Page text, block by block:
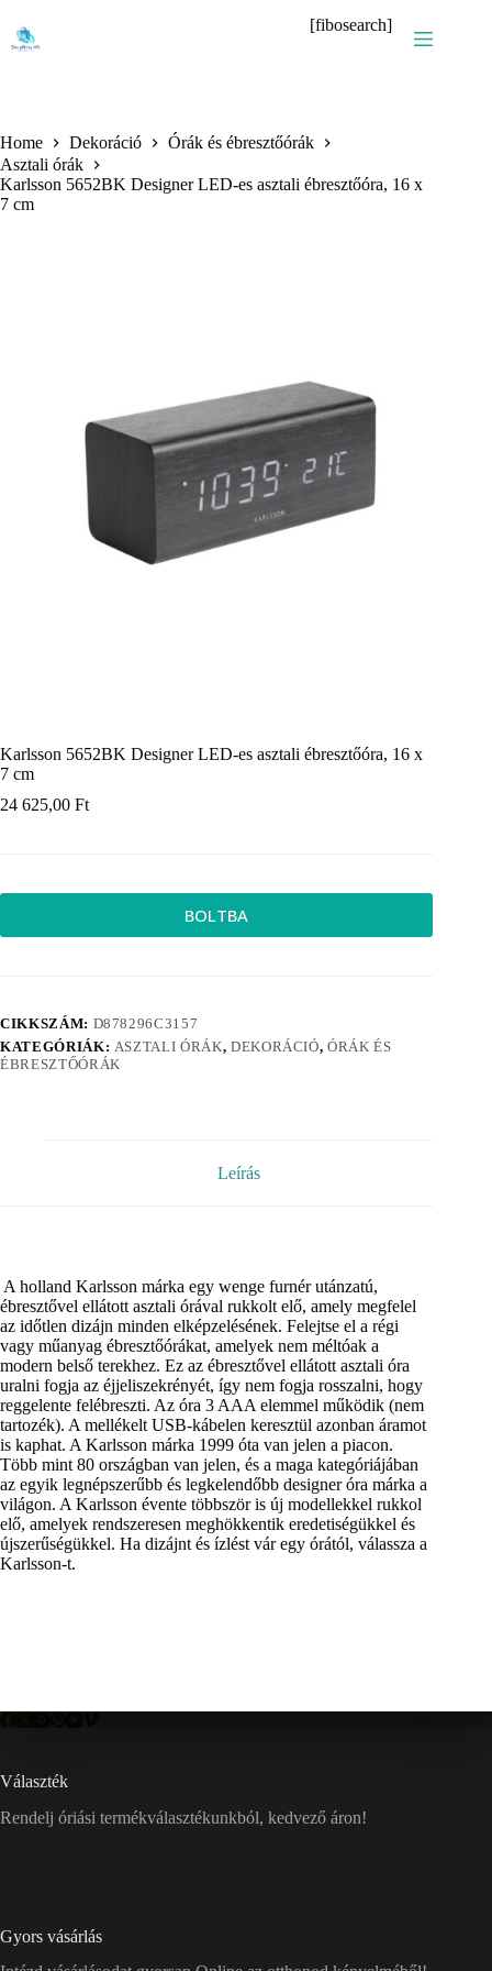
content
[fibosearch]
Home Dekoráció
Órák és ébresztőórák
Asztali órák
Karlsson 5652BK Designer LED-es asztali ébresztőóra, 16 x
7 cm
Karlsson 5652BK Designer LED-es asztali ébresztőóra, 16 x
7 cm
24 625,00 Ft
BOLTBA
CIKKSZÁM: D878296C3157
KATEGÓRIÁK: ASZTALI ÓRÁK, DEKORÁCIÓ,ÓRÁK ÉS
ÉBRESZTŐÓRÁK
Leírás
A holland Karlsson márka egy wenge furnér utánzatú,
ébresztővel ellátott asztali órával rukkolt elő, amely megfelel
az időtlen dizájn minden elképzelésének. Felejtse el a régi
vagy műanyag ébresztőórákat, amelyek nem méltóak a
modern belső terekhez. Ez az ébresztővel ellátott asztali óra
uralni fogja az éjjeliszekrényét, így nem fogja rosszalni, hogy
reggelente felébreszti. Az óra 3 AAA elemmel működik (nem
tartozék). A mellékelt USB-kábelen keresztül azonban áramot
is kaphat. A Karlsson márka 1999 óta van jelen a piacon.
Több mint 80 országban van jelen, és a maga kategóriájában
az egyik legnépszerűbb és legkelendőbb designer óra márka a
világon. A Karlsson évente többször is új modellekkel rukkol
elő, amelyek rendszeresen meghökkentik eredetiségükkel és
újszerűségükkel. Ha dizájnt és ízlést vár egy órától, válassza a
Karlsson-t.
Választék
Rendelj óriási termékválasztékunkból, kedvező áron!
Gyors vásárlás